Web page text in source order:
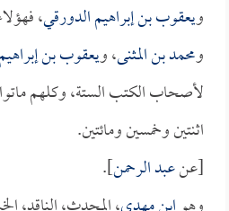
ويعقوب بن إبراهيم الدورقي،
ومحمد بن المثنى، ويعقوب بن
لأصحاب الكتب الستة، وكلهم
اثنتين وخمسين ومائتين.
[عنعبد الرحمن].